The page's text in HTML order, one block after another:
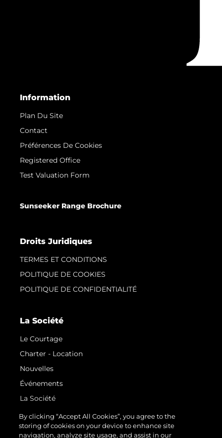
Information
Plan Du Site
Contact
Préférences De Cookies
Registered Office
Test Valuation Form
Sunseeker Range Brochure
Droits Juridiques
TERMES ET CONDITIONS
POLITIQUE DE COOKIES
POLITIQUE DE CONFIDENTIALITÉ
La Société
Le Courtage
Charter - Location
Nouvelles
Événements
La Société
Notre Équipe
Request Parts
By clicking “Accept All Cookies”, you agree to the
storing of cookies on your device to enhance site
navigation, analyze site usage, and assist in our